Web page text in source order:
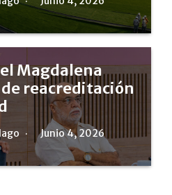
Magdalena
reacreditación
Junio 4, 2026